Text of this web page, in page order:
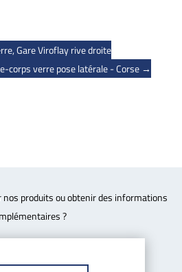
Gare Viroflay rive droite
corps verre pose latérale - Corse →
produits ou obtenir des informations
?